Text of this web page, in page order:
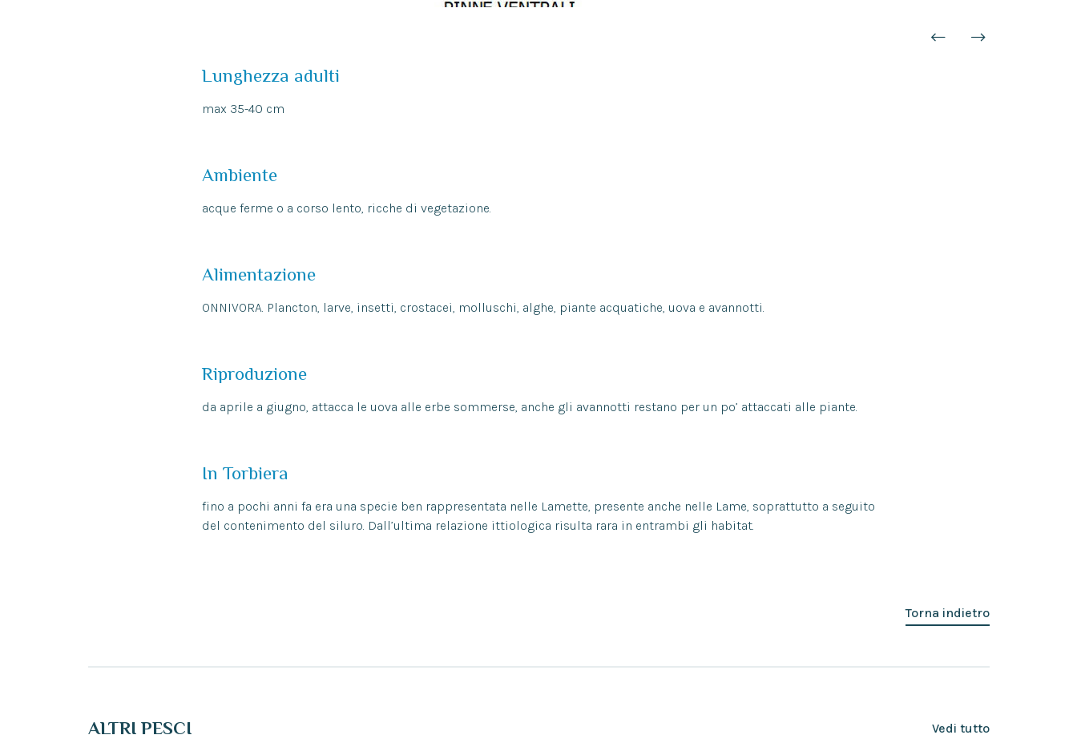
Lunghezza adulti
max 35-40 cm
Ambiente
acque ferme o a corso lento, ricche di vegetazione.
Alimentazione
ONNIVORA. Plancton, larve, insetti, crostacei, molluschi, alghe, piante acquatiche, uova e avannotti.
Riproduzione
da aprile a giugno, attacca le uova alle erbe sommerse, anche gli avannotti restano per un po’ attaccati alle piante.
In Torbiera
fino a pochi anni fa era una specie ben rappresentata nelle Lamette, presente anche nelle Lame, soprattutto a seguito
del contenimento del siluro. Dall’ultima relazione ittiologica risulta rara in entrambi gli habitat.
Torna indietro
ALTRI PESCI Vedi tutto